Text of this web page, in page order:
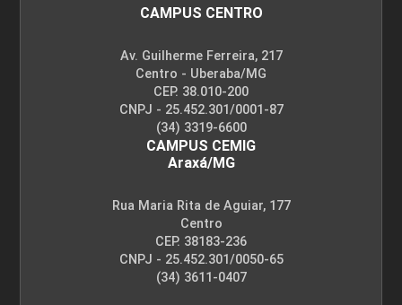
GESTÃO DE PROJETOS
CAMPUS CENTRO
Av. Guilherme Ferreira, 217
Centro - Uberaba/MG
CEP. 38.010-200
CNPJ - 25.452.301/0001-87
(34) 3319-6600
CAMPUS CEMIG
Araxá/MG
Rua Maria Rita de Aguiar, 177
Centro
CEP. 38183-236
CNPJ - 25.452.301/0050-65
(34) 3611-0407